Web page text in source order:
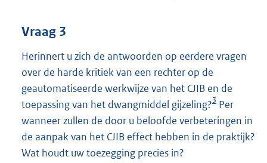
Vraag 3
Herinnert u zich de antwoorden op eerdere vragen
over de harde kritiek van een rechter op de
geautomatiseerde werkwijze van het CJIB en de
toepassing van het dwangmiddel gijzeling?3 Per
wanneer zullen de door u beloofde verbeteringen in
de aanpak van het CJIB effect hebben in de praktijk?
Wat houdt uw toezegging precies in?